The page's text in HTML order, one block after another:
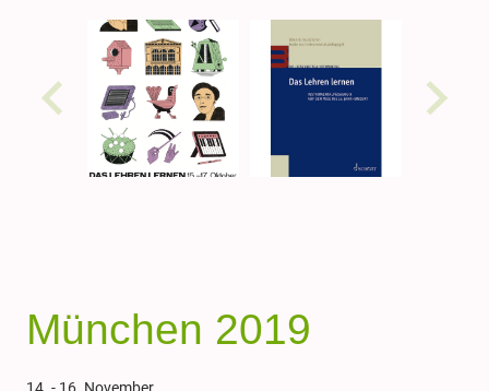
München 2019
14. - 16. November